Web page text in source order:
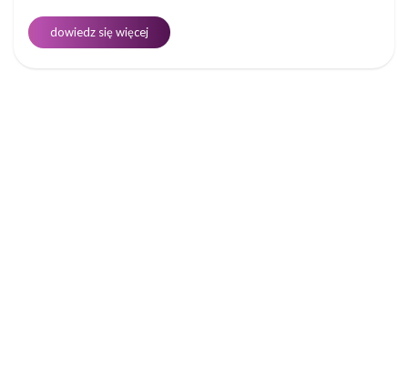
dowiedz się więcej